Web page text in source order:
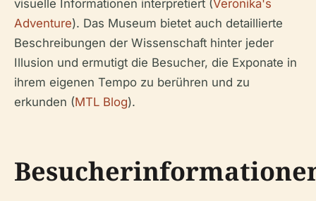
visuelle Informationen interpretiert (Veronika's
Adventure). Das Museum bietet auch detaillierte
Beschreibungen der Wissenschaft hinter jeder
Illusion und ermutigt die Besucher, die Exponate in
ihrem eigenen Tempo zu berühren und zu
erkunden (MTL Blog).